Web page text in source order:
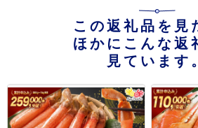
この返礼品を見
ほかにこんな返
見ています